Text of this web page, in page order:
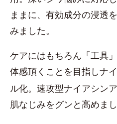
ままに、有効成分の浸透
みました。
ケアにはもちろん「工具
体感頂くことを目指しナ
ル化。速攻型ナイアシン
肌なじみをグンと高めまし